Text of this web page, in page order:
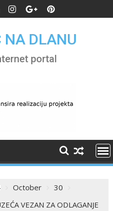
NA DLANU
portal
October
30
VEZAN ZA ODLAGANJE